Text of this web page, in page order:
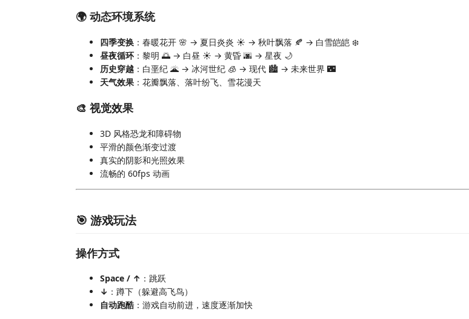
🌍 动态环境系统
四季变换 ：春暖花开 🌸 → 夏日炎炎 ☀️ → 秋叶飘落 🍂 → 白雪皑皑 ❄️
昼夜循环：黎明 🌅 → 白昼 ☀️ → 黄昏 🌆 → 星夜 🌙
历史穿越 ：白垩纪 🌋 → 冰河世纪 🧊 → 现代 🏙️ → 未来世界 🌃
天气效果 ：花瓣飘落、落叶纷飞、雪花漫天
🎨 视觉效果
3D 风格恐龙和障碍物
平滑的颜色渐变过渡
真实的阴影和光照效果
流畅的 60fps 动画
🎯 游戏玩法
操作方式
Space / ↑ ：跳跃
↓ ：蹲下（躲避高飞鸟）
自动跑酷 ：游戏自动前进，速度逐渐加快